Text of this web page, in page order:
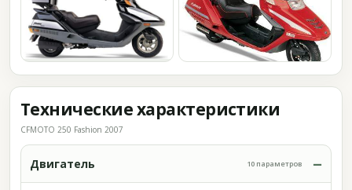
Технические характеристики
CFMOTO 250 Fashion 2007
Двигатель 10 параметров